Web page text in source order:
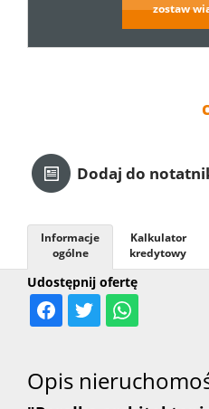
zostaw
Dodaj do
Udostępnij ofertę
Informacje
ogólne
Kalkulator
kredytowy
Opis